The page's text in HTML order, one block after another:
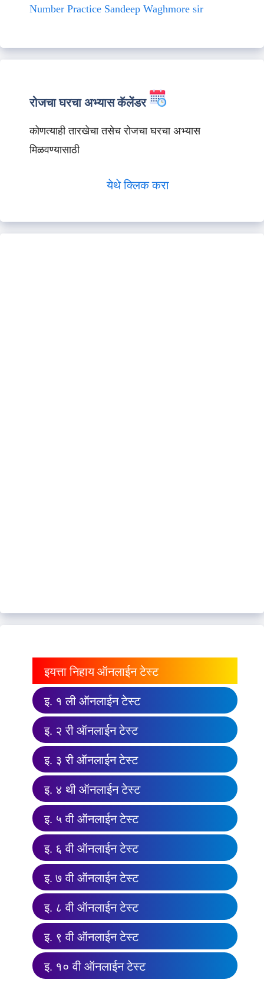
Number Practice Sandeep Waghmore sir
रोजचा घरचा अभ्यास कॅलेंडर
कोणत्याही तारखेचा तसेच रोजचा घरचा अभ्यास
मिळवण्यासाठी
येथे क्लिक करा
इयत्ता निहाय ऑनलाईन टेस्ट
इ. १ ली ऑनलाईन टेस्ट
इ. २ री ऑनलाईन टेस्ट
इ. ३ री ऑनलाईन टेस्ट
इ. ४ थी ऑनलाईन टेस्ट
इ. ५ वी ऑनलाईन टेस्ट
इ. ६ वी ऑनलाईन टेस्ट
इ. ७ वी ऑनलाईन टेस्ट
इ. ८ वी ऑनलाईन टेस्ट
इ. ९ वी ऑनलाईन टेस्ट
इ. १० वी ऑनलाईन टेस्ट